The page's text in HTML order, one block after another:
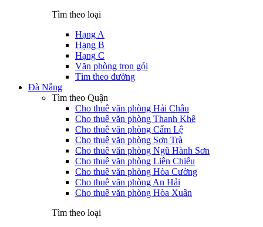
Tìm theo loại
Hạng A
Hạng B
Hạng C
Văn phòng trọn gói
Tìm theo đường
Đà Nẵng
Tìm theo Quận
Cho thuê văn phòng Hải Châu
Cho thuê văn phòng Thanh Khê
Cho thuê văn phòng Cẩm Lệ
Cho thuê văn phòng Sơn Trà
Cho thuê văn phòng Ngũ Hành Sơn
Cho thuê văn phòng Liên Chiểu
Cho thuê văn phòng Hòa Cường
Cho thuê văn phòng An Hải
Cho thuê văn phòng Hòa Xuân
Tìm theo loại